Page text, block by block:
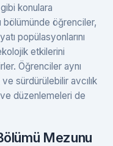
konulara
bölümünde öğrenciler,
popülasyonlarını
etkilerini
Öğrenciler aynı
sürdürülebilir avcılık
düzenlemeleri de
Mezunu